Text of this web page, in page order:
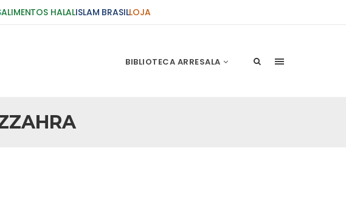
ALIMENTOS HALALISLAM BRASILLOJA
BIBLIOTECA ARRESALA
DE 2010
Considerações Sobre o Conflito